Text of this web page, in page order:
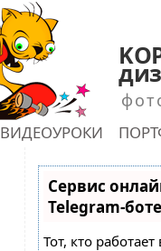
ВИДЕОУРОКИ
Сервис
Telegram-боте
Тот, кто